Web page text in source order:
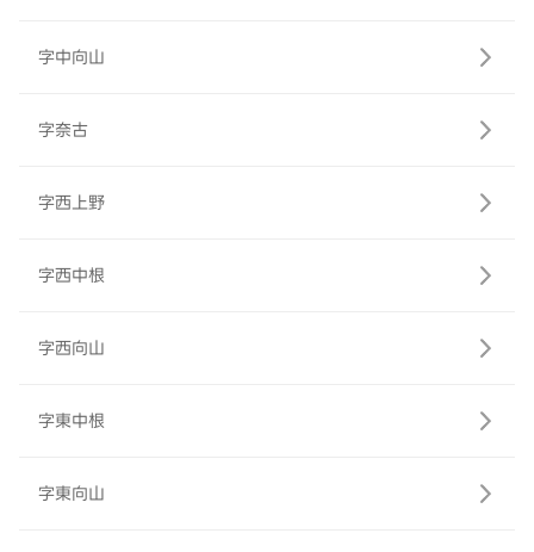
字中向山
字奈古
字西上野
字西中根
字西向山
字東中根
字東向山